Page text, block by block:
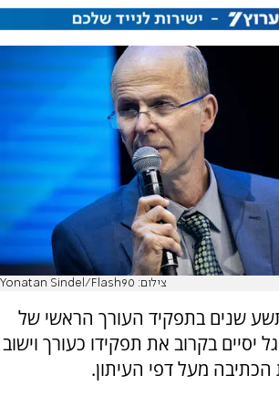
צילום: Yonatan Sindel/Flash90
שנים בתפקיד העורך הראשי של
יסיים בקרוב את תפקידו כעורך וישוב
מעל דפי העיתון.